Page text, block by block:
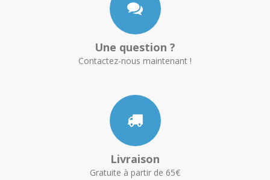
Une question ?
Contactez-nous maintenant !
Livraison
Gratuite à partir de 65€